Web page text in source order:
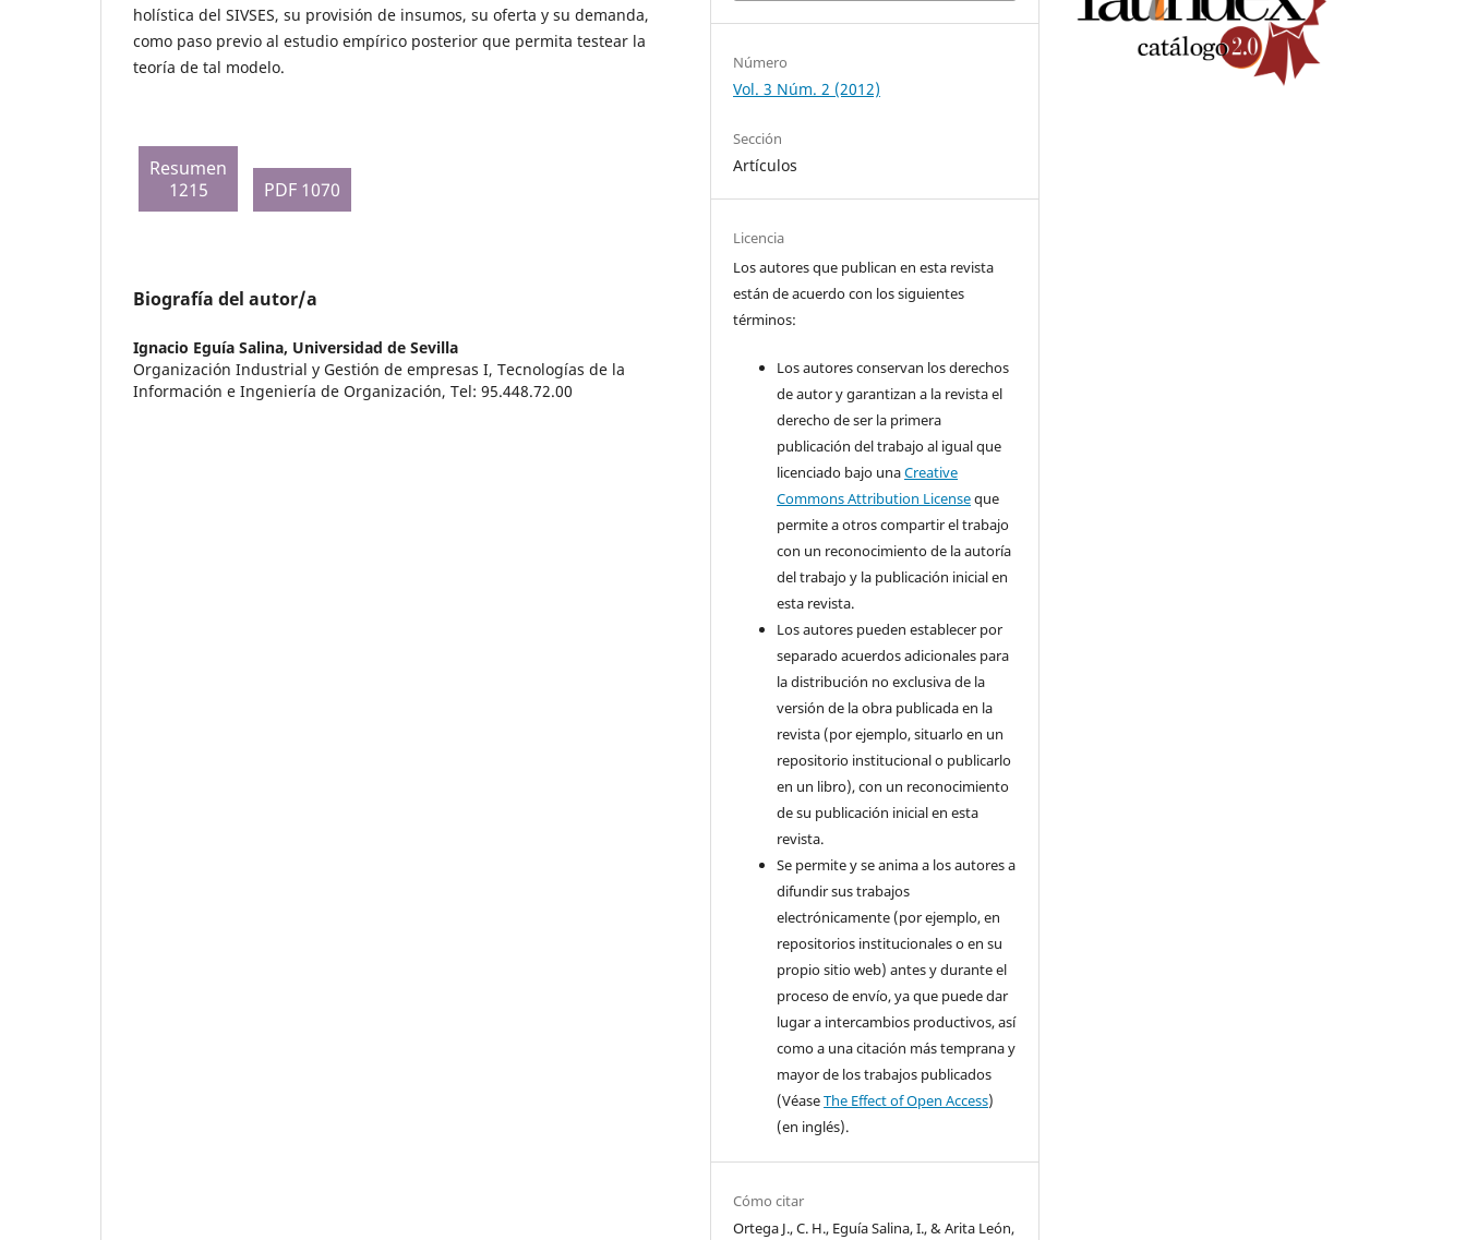
holística del SIVSES, su provisión de insumos, su oferta y su demanda,
como paso previo al estudio empírico posterior que permita testear la
teoría de tal modelo.
Resumen
1215
PDF 1070
Biografía del autor/a
Ignacio Eguía Salina, Universidad de Sevilla
Organización Industrial y Gestión de empresas I, Tecnologías de la
Información e Ingeniería de Organización, Tel: 95.448.72.00
Número
Vol. 3 Núm. 2 (2012)
Sección
Artículos
Licencia
Los autores que publican en esta revista
están de acuerdo con los siguientes
términos:
Los autores conservan los derechos
de autor y garantizan a la revista el
derecho de ser la primera
publicación del trabajo al igual que
licenciado bajo unaCreative
Commons Attribution Licenseque
permite a otros compartir el trabajo
con un reconocimiento de la autoría
del trabajo y la publicación inicial en
esta revista.
Los autores pueden establecer por
separado acuerdos adicionales para
la distribución no exclusiva de la
versión de la obra publicada en la
revista (por ejemplo, situarlo en un
repositorio institucional o publicarlo
en un libro), con un reconocimiento
de su publicación inicial en esta
revista.
Se permite y se anima a los autores a
difundir sus trabajos
electrónicamente (por ejemplo, en
repositorios institucionales o en su
propio sitio web) antes y durante el
proceso de envío, ya que puede dar
lugar a intercambios productivos, así
como a una citación más temprana y
mayor de los trabajos publicados
(VéaseThe Effect of Open Access)
(en inglés).
Cómo citar
Ortega J., C. H., Eguía Salina, I., & Arita León,